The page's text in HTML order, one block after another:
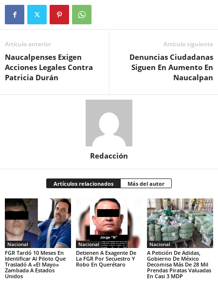
Artículo anterior
Naucalpenses Exigen
Acciones Legales Contra
Patricia Durán
Artículo siguiente
Denuncias Ciudadanas
Siguen En Aumento En
Naucalpan
Redacción
Artículos relacionados Más del autor
Nacional
FGR Tardó 10 Meses En
Identificar Al Piloto Que
Trasladó A «El Mayo»
Zambada A Estados
Unidos
Nacional
Detienen A Exagente De
La FGR Por Secuestro Y
Robo En Querétaro
Nacional
A Petición De Adidas,
Gobierno De México
Decomisa Más De 28 Mil
Prendas Piratas Valuadas
En Casi 3 MDP